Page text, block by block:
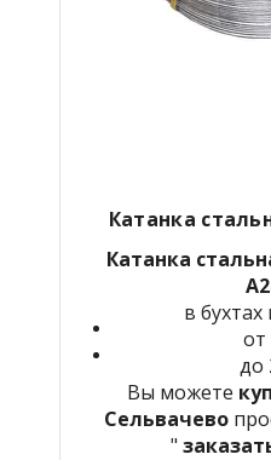
Катанка
Катанка
в бухтах
до
Вы можете
Сельвачево
"